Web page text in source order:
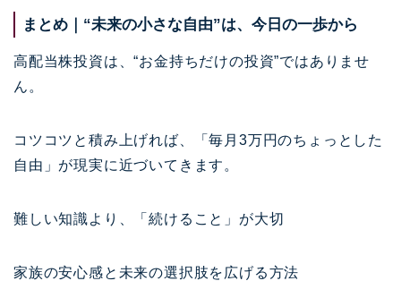
まとめ｜“未来の小さな自由”は、今日の一歩から
高配当株投資は、“お金持ちだけの投資”ではありませ
ん。
コツコツと積み上げれば、「毎月3万円のちょっとした
自由」が現実に近づいてきます。
難しい知識より、「続けること」が大切
家族の安心感と未来の選択肢を広げる方法